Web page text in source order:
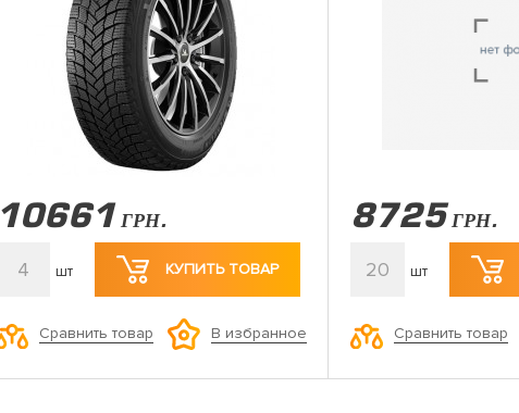
10661 ГРН.
4 шт КУПИТЬ ТОВАР
Сравнить товар В избранное
8725 ГРН.
20 шт
Сравнить товар